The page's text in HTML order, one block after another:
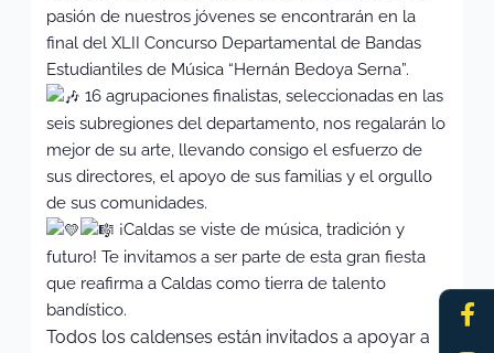
f
pasión de nuestros jóvenes se encontrarán en la
final del XLII Concurso Departamental de Bandas
Estudiantiles de Música “Hernán Bedoya Serna”.
16 agrupaciones finalistas, seleccionadas en las
seis subregiones del departamento, nos regalarán lo
mejor de su arte, llevando consigo el esfuerzo de
sus directores, el apoyo de sus familias y el orgullo
de sus comunidades.
¡Caldas se viste de música, tradición y
futuro! Te invitamos a ser parte de esta gran fiesta
que reafirma a Caldas como tierra de talento
bandístico.
Todos los caldenses están invitados a apoyar a